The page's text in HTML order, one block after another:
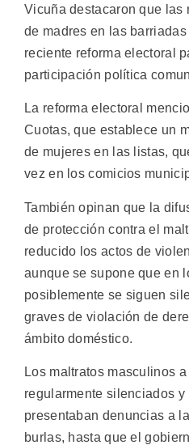
Vicuña destacaron que las
de madres en las
reciente reforma electoral
participación política
La reforma electoral
Cuotas, que establece un
de mujeres en las listas,
vez en los comicios
También opinan que la
de protección contra el
reducido los actos de
aunque se supone que en
posiblemente se siguen
graves de violación de
ámbito doméstico.
Los maltratos masculinos
regularmente silenciados
presentaban denuncias a
burlas, hasta que el